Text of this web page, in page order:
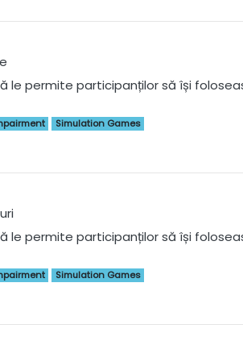
permite participanților să își
Simulation Games
permite participanților să își
Simulation Games